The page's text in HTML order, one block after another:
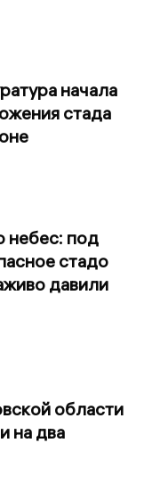
начала
стада
небес: под
стадо
давили
области
на два